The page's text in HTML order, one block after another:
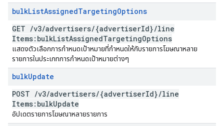
bulkListAssignedTargetingOptions
GET /v3/advertisers/{advertiserId}/line
Items:bulkListAssignedTargetingOptions
แสดงตัวเลือกการกำหนดเป้าหมายที่กำหนดให้กับรายการโฆษณาหลาย
รายการในประเภทการกำหนดเป้าหมายต่างๆ
bulkUpdate
POST /v3/advertisers/{advertiserId}/line
Items:bulkUpdate
อัปเดตรายการโฆษณาหลายรายการ